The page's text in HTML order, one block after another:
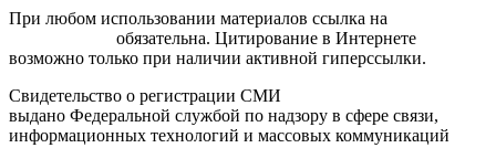
При любом использовании материалов ссылка на
обязательна. Цитирование в Интернете
возможно только при наличии активной гиперссылки.
Свидетельство о регистрации СМИ
выдано Федеральной службой по надзору в сфере связи,
информационных технологий и массовых коммуникаций